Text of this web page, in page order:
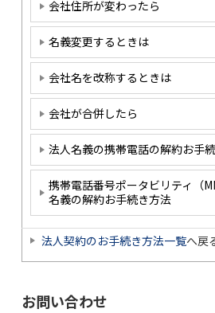
会社住所が変わったら
名義変更するときは
会社名を改称するときは
会社が合併したら
法人名義の携帯電話の解約お手
携帯電話番号ポータビリティ（
名義の解約お手続き方法
法人契約のお手続き方法一覧へ戻
お問い合わせ